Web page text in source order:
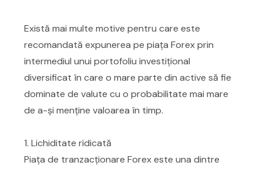
Există mai multe motive pentru care este
recomandată expunerea pe piața Forex prin
intermediul unui portofoliu investițional
diversificat în care o mare parte din active să fie
dominate de valute cu o probabilitate mai mare
de a-și menține valoarea în timp.
1. Lichiditate ridicată
Piața de tranzacționare Forex este una dintre